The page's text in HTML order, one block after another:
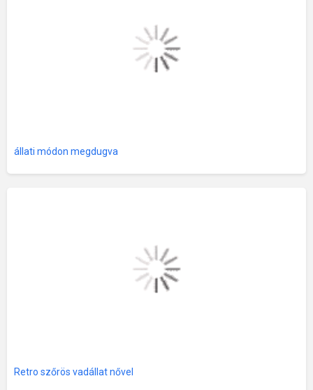
állati módon megdugva
Retro szőrös vadállat nővel